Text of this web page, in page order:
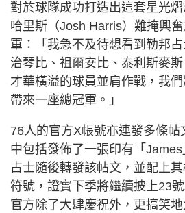
對於球隊成功打造出這套星光
哈里斯（Josh Harris）難掩興
軍：「我急不及待想看到勒邦
治琴比、祖爾安比、泰利斯麥
才華橫溢的球員並肩作戰，我
帶來一座總冠軍。」
76人的官方X帳號亦連發多條帖
中包括發佈了一張印有「James
占士隨後轉發該帖文，並配上
符號，證實下季將繼續披上23
官方除了大肆慶祝外，更搞笑